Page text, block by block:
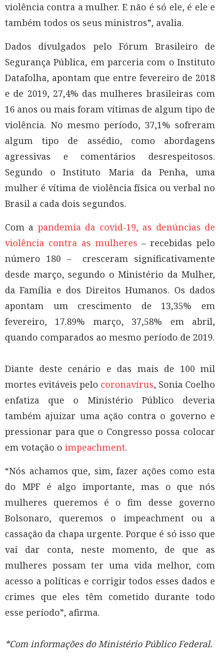
violência contra a mulher. E não é só ele, é ele e
também todos os seus ministros”, avalia.
Dados divulgados pelo Fórum Brasileiro de
Segurança Pública, em parceria com o Instituto
Datafolha, apontam que entre fevereiro de 2018
e de 2019, 27,4% das mulheres brasileiras com
16 anos ou mais foram vítimas de algum tipo de
violência. No mesmo período, 37,1% sofreram
algum tipo de assédio, como abordagens
agressivas e comentários desrespeitosos.
Segundo o Instituto Maria da Penha, uma
mulher é vítima de violência física ou verbal no
Brasil a cada dois segundos.
Com a pandemia da covid-19, as denúncias de
violência contra as mulheres – recebidas pelo
número 180 – cresceram significativamente
desde março, segundo o Ministério da Mulher,
da Família e dos Direitos Humanos. Os dados
apontam um crescimento de 13,35% em
fevereiro, 17.89% março, 37,58% em abril,
quando comparados ao mesmo período de 2019.
Diante deste cenário e das mais de 100 mil
mortes evitáveis pelo coronavírus, Sonia Coelho
enfatiza que o Ministério Público deveria
também ajuizar uma ação contra o governo e
pressionar para que o Congresso possa colocar
em votação o impeachment.
“Nós achamos que, sim, fazer ações como esta
do MPF é algo importante, mas o que nós
mulheres queremos é o fim desse governo
Bolsonaro, queremos o impeachment ou a
cassação da chapa urgente. Porque é só isso que
vai dar conta, neste momento, de que as
mulheres possam ter uma vida melhor, com
acesso a políticas e corrigir todos esses dados e
crimes que eles têm cometido durante todo
esse período”, afirma.
*Com informações do Ministério Público Federal.